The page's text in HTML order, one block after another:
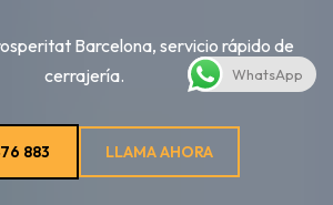
Barcelona, servicio rápido de
cerrajería.
883 LLAMA AHORA
WhatsApp